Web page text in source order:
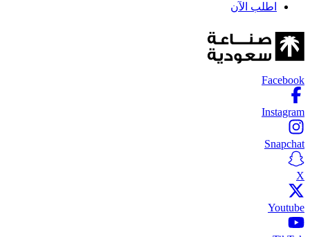
اطلب الآن
Facebook
Instagram
Snapchat
X
Youtube